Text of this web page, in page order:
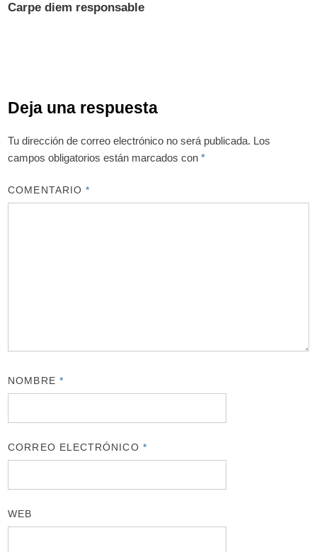
Carpe diem responsable
Deja una respuesta
Tu dirección de correo electrónico no será publicada. Los
campos obligatorios están marcados con*
COMENTARIO*
NOMBRE *
CORREO ELECTRÓNICO *
WEB